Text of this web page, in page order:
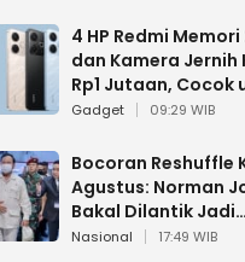
4 HP Redmi Memori
dan Kamera Jernih
Rp1 Jutaan, Cocok
Multitasking
Gadget 09:29 WIB
Bocoran Reshuffle
Agustus: Norman
Bakal Dilantik Jadi
Wamenhan RI
Nasional 17:49 WIB